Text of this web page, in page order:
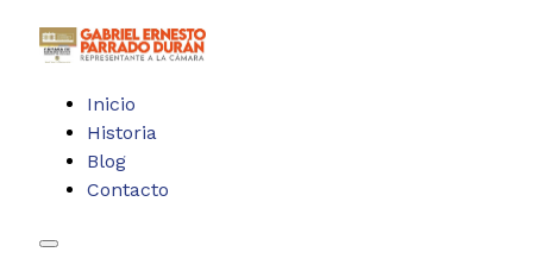
Inicio
Historia
Blog
Contacto